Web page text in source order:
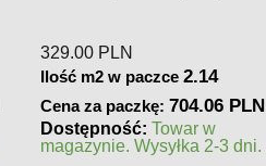
379.00 PLN
Ilość m2 w paczce 1.44
Cena za paczkę:545.76 PLN
Dostępność: Towar w
magazynie. Wysyłka 2-3 dni.